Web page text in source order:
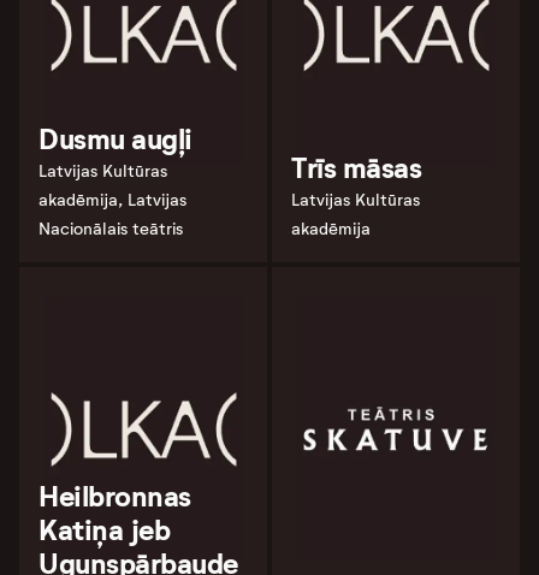
Dusmu augļi
Latvijas Kultūras
akadēmija, Latvijas
Nacionālais teātris
Trīs māsas
Latvijas Kultūras
akadēmija
Heilbronnas
Katiņa jeb
Ugunspārbaude